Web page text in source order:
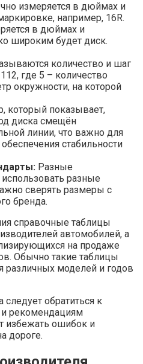
измеряется в дюймах и
например, 16R.
в дюймах и
широким будет диск.
количество и шаг
где 5 – количество
окружности, на которой
который показывает,
диска смещён
линии, что важно для
стабильности
Разные
разные
сверять размеры с
бренда.
справочные таблицы
автомобилей, а
на продаже
Обычно такие таблицы
моделей и годов
обратиться к
и рекомендациям
избежать ошибок и
дороге.